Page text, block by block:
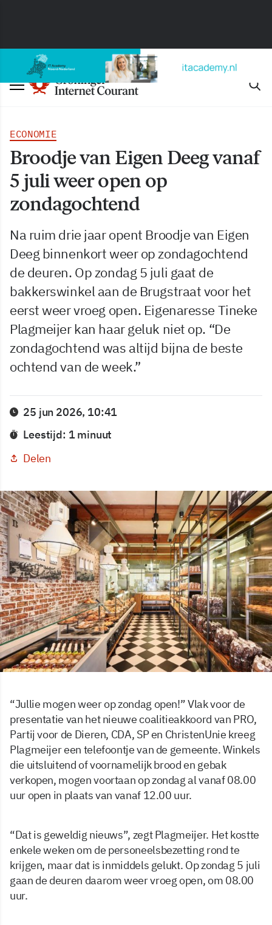
ECONOMIE
Broodje van Eigen Deeg vanaf
5 juli weer open op
zondagochtend
Na ruim drie jaar opent Broodje van Eigen
Deeg binnenkort weer op zondagochtend
de deuren. Op zondag 5 juli gaat de
bakkerswinkel aan de Brugstraat voor het
eerst weer vroeg open. Eigenaresse Tineke
Plagmeijer kan haar geluk niet op. “De
zondagochtend was altijd bijna de beste
ochtend van de week.”
25 jun 2026, 10:41
Leestijd: 1 minuut
Delen
“Jullie mogen weer op zondag open!” Vlak voor de
presentatie van het nieuwe coalitieakkoord van PRO,
Partij voor de Dieren, CDA, SP en ChristenUnie kreeg
Plagmeijer een telefoontje van de gemeente. Winkels
die uitsluitend of voornamelijk brood en gebak
verkopen, mogen voortaan op zondag al vanaf 08.00
uur open in plaats van vanaf 12.00 uur.
“Dat is geweldig nieuws”, zegt Plagmeijer. Het kostte
enkele weken om de personeelsbezetting rond te
krijgen, maar dat is inmiddels gelukt. Op zondag 5 juli
gaan de deuren daarom weer vroeg open, om 08.00
uur.